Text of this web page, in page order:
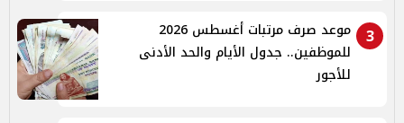
3
موعد صرف مرتبات أغسطس 2026
للموظفين.. جدول الأيام والحد الأدنى
للأجور